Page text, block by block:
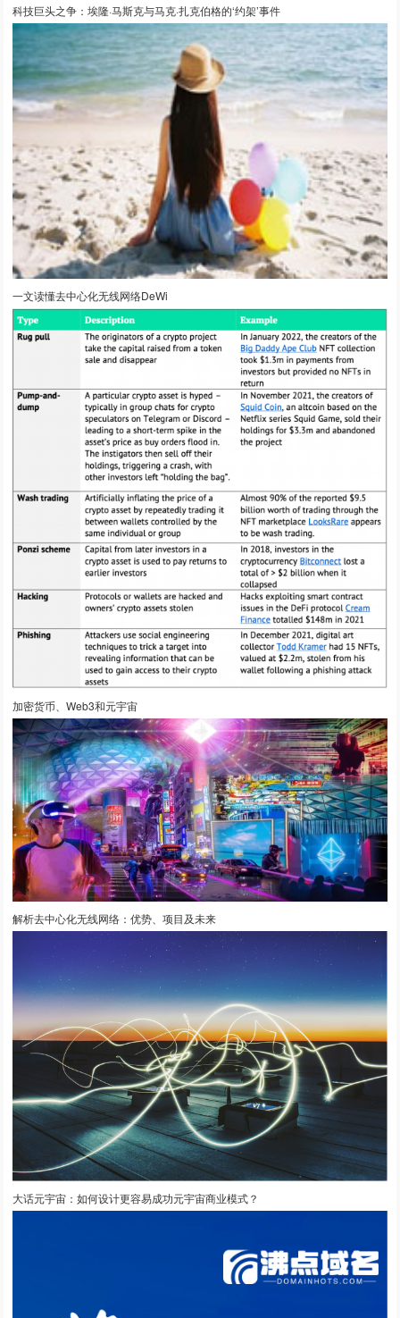
科技巨头之争：埃隆·马斯克与马克·扎克伯格的‘约架’事件
一文读懂去中心化无线网络DeWi
加密货币、Web3和元宇宙
解析去中心化无线网络：优势、项目及未来
大话元宇宙：如何设计更容易成功元宇宙商业模式？